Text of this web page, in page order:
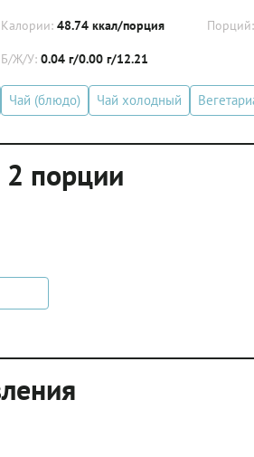
Калории: 48.74 ккал/порция Порций:
Б/Ж/У: 0.04 г/0.00 г/12.21
Чай (блюдо) Чай холодный
порции